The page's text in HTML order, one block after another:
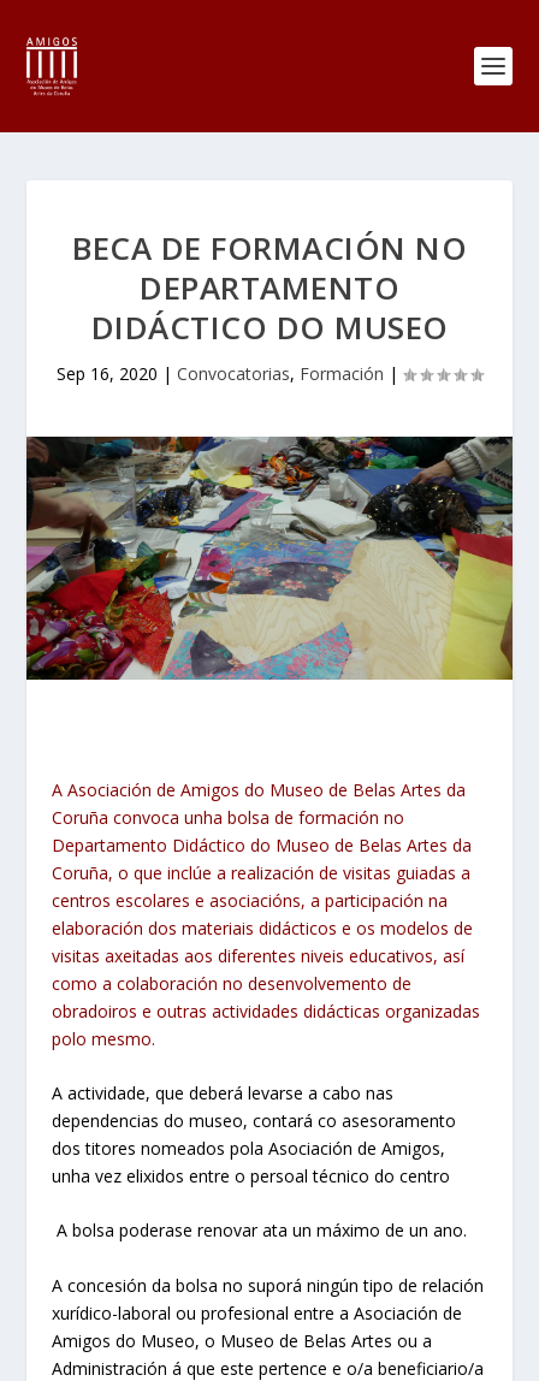
BECA DE FORMACIÓN NO
DEPARTAMENTO
DIDÁCTICO DO MUSEO
Sep 16, 2020 | Convocatorias, Formación |
A Asociación de Amigos do Museo de Belas Artes da
Coruña convoca unha bolsa de formación no
Departamento Didáctico do Museo de Belas Artes da
Coruña, o que inclúe a realización de visitas guiadas a
centros escolares e asociacións, a participación na
elaboración dos materiais didácticos e os modelos de
visitas axeitadas aos diferentes niveis educativos, así
como a colaboración no desenvolvemento de
obradoiros e outras actividades didácticas organizadas
polo mesmo.
A actividade, que deberá levarse a cabo nas
dependencias do museo, contará co asesoramento
dos titores nomeados pola Asociación de Amigos,
unha vez elixidos entre o persoal técnico do centro
A bolsa poderase renovar ata un máximo de un ano.
A concesión da bolsa no suporá ningún tipo de relación
xurídico-laboral ou profesional entre a Asociación de
Amigos do Museo, o Museo de Belas Artes ou a
Administración á que este pertence e o/a beneficiario/a